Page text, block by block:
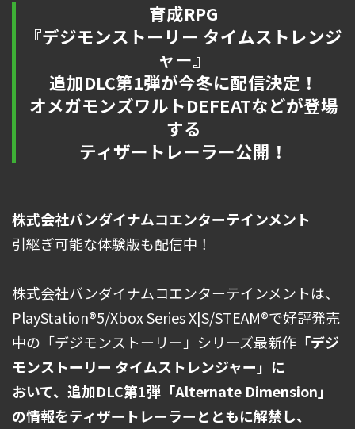
育成RPG
『デジモンストーリー タイムストレンジ
ャー』
追加DLC第1弾が今冬に配信決定！
オメガモンズワルトDEFEATなどが登場
する
ティザートレーラー公開！
株式会社バンダイナムコエンターテインメント
引継ぎ可能な体験版も配信中！
株式会社バンダイナムコエンターテインメントは、
PlayStation®5/Xbox Series X|S/STEAM®で好評発売
中の「デジモンストーリー」シリーズ最新作 「デジ
モンストーリー タイムストレンジャー」に
おいて、追加DLC第1弾「Alternate Dimension」
の情報をティザートレーラーとともに解禁し、